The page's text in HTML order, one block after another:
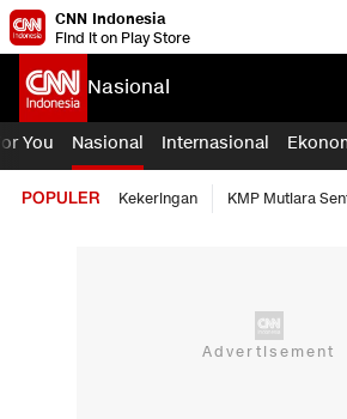
CNN Indonesia
Find it on Play Store
Nasional
You Nasional Internasional
POPULER Kekeringan KMP Mutiara